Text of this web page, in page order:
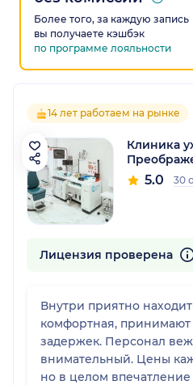
Более того, за каждую запись
вы получаете кэшбэк
по программе лояльности
14 лет работаем на рынке
Клиника
5.0 30
Лицензия проверена
Внутри приятно
комфортная, принимают
задержек. Персонал
внимательный. Цены кажутся высоковатыми,
но в целом